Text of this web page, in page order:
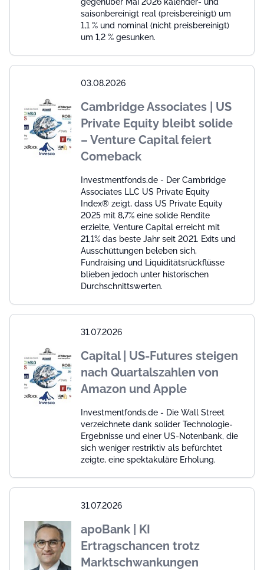
saisonbereinigt real (preisbereinigt) um
1,1 % und nominal (nicht preisbereinigt)
um 1,2 % gesunken.
03.08.2026
Cambridge Associates | US
Private Equity bleibt solide
– Venture Capital feiert
Comeback
Investmentfonds.de - Der Cambridge
Associates LLC US Private Equity
Index® zeigt, dass US Private Equity
2025 mit 8,7% eine solide Rendite
erzielte, Venture Capital erreicht mit
21,1% das beste Jahr seit 2021. Exits und
Ausschüttungen beleben sich,
Fundraising und Liquiditätsrückflüsse
blieben jedoch unter historischen
Durchschnittswerten.
31.07.2026
Capital | US-Futures steigen
nach Quartalszahlen von
Amazon und Apple
Investmentfonds.de - Die Wall Street
verzeichnete dank solider Technologie-
Ergebnisse und einer US-Notenbank, die
sich weniger restriktiv als befürchtet
zeigte, eine spektakuläre Erholung.
31.07.2026
apoBank | KI
Ertragschancen trotz
Marktschwankungen